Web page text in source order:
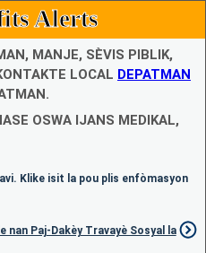
Alerts
MANJE, SÈVIS PIBLIK,
LOCAL DEPATMAN
OSWA IJANS MEDIKAL,
Klike isit la pou plis enfòmasyon
nan Paj-Dakèy Travayè Sosyal la